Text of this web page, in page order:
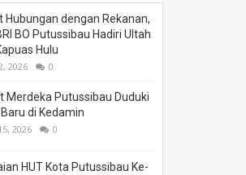
Hubungan dengan Rekanan,
BO Putussibau Hadiri Ultah
Hulu
2026 0
Merdeka Putussibau Duduki
di Kedamin
2026 0
HUT Kota Putussibau Ke-